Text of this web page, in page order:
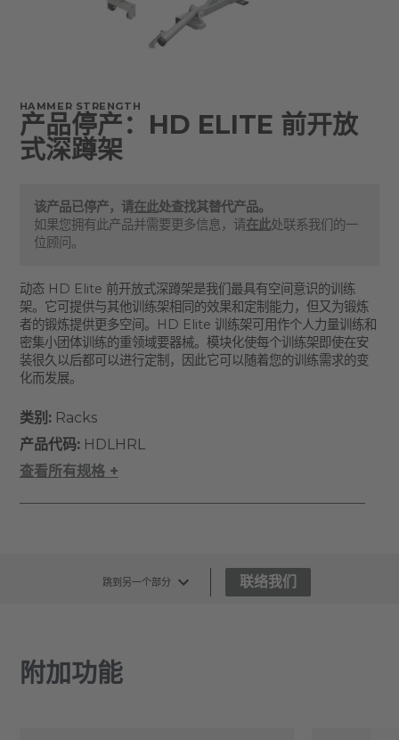
HAMMER STRENGTH
产品停产：HD ELITE 前开放
式深蹲架
该产品已停产，请在此处查找其替代产品。
如果您拥有此产品并需要更多信息，请在此处联系我们的一
位顾问。
动态 HD Elite 前开放式深蹲架是我们最具有空间意识的训练
架。它可提供与其他训练架相同的效果和定制能力，但又为锻炼
者的锻炼提供更多空间。HD Elite 训练架可用作个人力量训练和
密集小团体训练的重领域要器械。模块化使每个训练架即使在安
装很久以后都可以进行定制，因此它可以随着您的训练需求的变
化而发展。
类别:Racks
产品代码:HDLHRL
查看所有规格 +
跳到另一个部分 联络我们
附加功能